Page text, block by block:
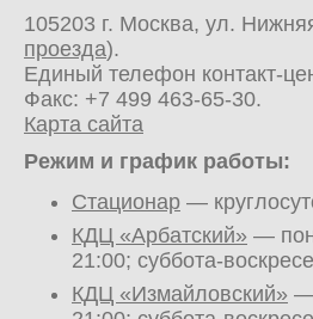
105203 г. Москва, ул.
проезда).
Единый телефон контакт-
Факс: +7 499 463-65-30.
Карта сайта
Режим и график работы:
Стационар —
КДЦ «Арбатский» —
21:00; суббота-
КДЦ «Измайловский» —